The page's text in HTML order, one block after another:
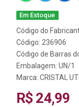
Em Estoque
Código do
Código: 236906
Código de Barras
Embalagem: UN/1
Marca: CRISTAL
R$ 24,99